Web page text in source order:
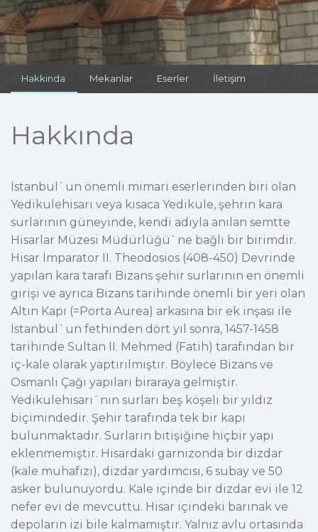
Hakkında Mekanlar Eserler İletişim
Hakkında
İstanbul`un önemli mimari eserlerinden biri olan
Yedikulehisarı veya kısaca Yedikule, şehrin kara
surlarının güneyinde, kendi adıyla anılan semtte
Hisarlar Müzesi Müdürlüğü`ne bağlı bir birimdir.
Hisar İmparator II. Theodosios (408-450) Devrinde
yapılan kara tarafı Bizans şehir surlarının en önemli
girişi ve ayrıca Bizans tarihinde önemli bir yeri olan
Altın Kapı (=Porta Aurea) arkasına bir ek inşası ile
İstanbul`un fethinden dört yıl sonra, 1457-1458
tarihinde Sultan II. Mehmed (Fatih) tarafından bir
iç-kale olarak yaptırılmıştır. Böylece Bizans ve
Osmanlı Çağı yapıları biraraya gelmiştir.
Yedikulehisarı`nın surları beş köşeli bir yıldız
biçimindedir. Şehir tarafında tek bir kapı
bulunmaktadır. Surların bitişiğine hiçbir yapı
eklenmemiştir. Hisardaki garnizonda bir dizdar
(kale muhafızı), dizdar yardımcısı, 6 subay ve 50
asker bulunuyordu. Kale içinde bir dizdar evi ile 12
nefer evi de mevcuttu. Hisar içindeki barınak ve
depoların izi bile kalmamıştır. Yalnız avlu ortasında